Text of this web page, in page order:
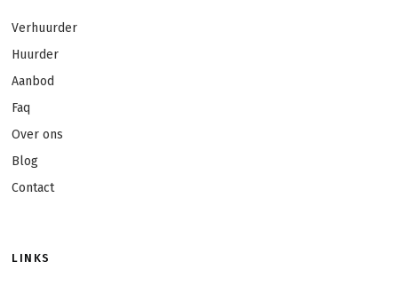
Verhuurder
Huurder
Aanbod
Faq
Over ons
Blog
Contact
LINKS